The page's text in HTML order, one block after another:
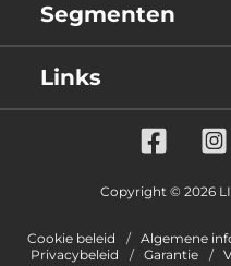
Segmenten
Links
Copyright © 2026
Cookie beleid Algemene
Privacybeleid
Garantie